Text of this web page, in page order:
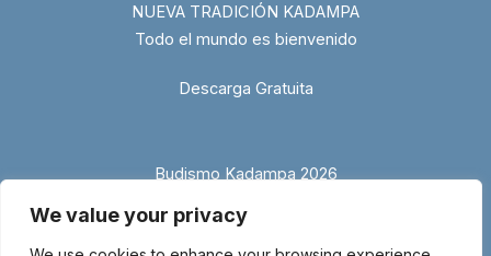
We value your privacy
NUEVA TRADICIÓN KADAMPA
Todo el mundo es bienvenido
Descarga Gratuita
Budismo Kadampa 2026